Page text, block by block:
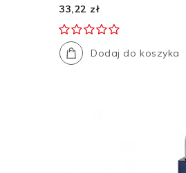
33,22 zł
Dodaj do koszyka